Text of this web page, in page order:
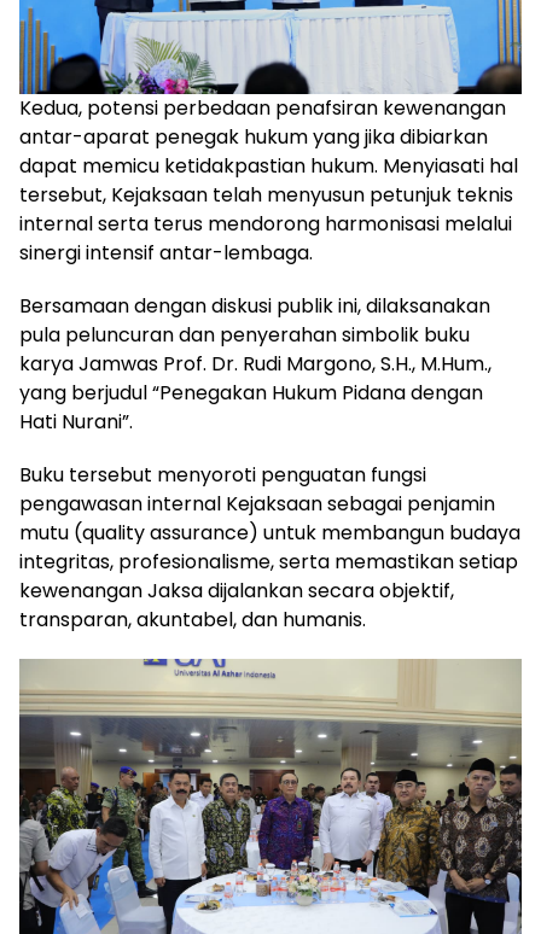
Kedua, potensi perbedaan penafsiran kewenangan
antar-aparat penegak hukum yang jika dibiarkan
dapat memicu ketidakpastian hukum. Menyiasati hal
tersebut, Kejaksaan telah menyusun petunjuk teknis
internal serta terus mendorong harmonisasi melalui
sinergi intensif antar-lembaga.
Bersamaan dengan diskusi publik ini, dilaksanakan
pula peluncuran dan penyerahan simbolik buku
karya Jamwas Prof. Dr. Rudi Margono, S.H., M.Hum.,
yang berjudul “Penegakan Hukum Pidana dengan
Hati Nurani”.
Buku tersebut menyoroti penguatan fungsi
pengawasan internal Kejaksaan sebagai penjamin
mutu (quality assurance) untuk membangun budaya
integritas, profesionalisme, serta memastikan setiap
kewenangan Jaksa dijalankan secara objektif,
transparan, akuntabel, dan humanis.